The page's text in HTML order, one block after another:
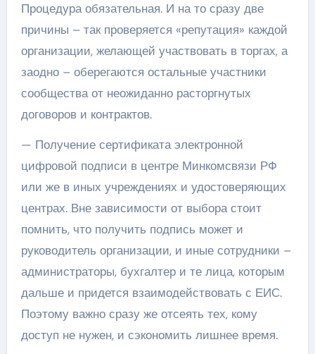
Процедура обязательная. И на то сразу две
причины – так проверяется «репутация» каждой
организации, желающей участвовать в торгах, а
заодно – оберегаются остальные участники
сообщества от неожиданно расторгнутых
договоров и контрактов.
— Получение сертификата электронной
цифровой подписи в центре Минкомсвязи РФ
или же в иных учреждениях и удостоверяющих
центрах. Вне зависимости от выбора стоит
помнить, что получить подпись может и
руководитель организации, и иные сотрудники –
администраторы, бухгалтер и те лица, которым
дальше и придется взаимодействовать с ЕИС.
Поэтому важно сразу же отсеять тех, кому
доступ не нужен, и сэкономить лишнее время.